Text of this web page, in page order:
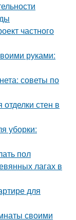
частного
руками:
советы по
стен в
уборки:
пол
лагах в
для
своими